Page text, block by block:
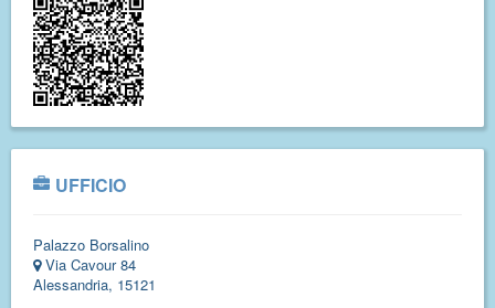
UFFICIO
Palazzo Borsalino
Via Cavour 84
Alessandria, 15121